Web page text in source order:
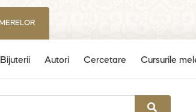
Bijuterii Autori Cercetare Cursurile